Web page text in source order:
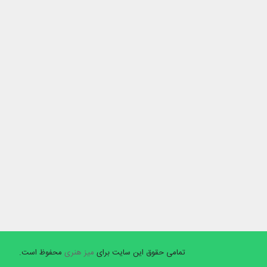
تمامی حقوق این سایت برای میز هنری محفوظ است.